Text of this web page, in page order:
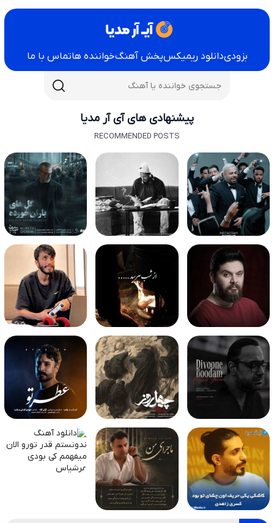
بزودیدانلود ریمیکسپخش آهنگخواننده هاتماس با ما
پیشنهادی های آی آر مدیا
RECOMMENDED POSTS